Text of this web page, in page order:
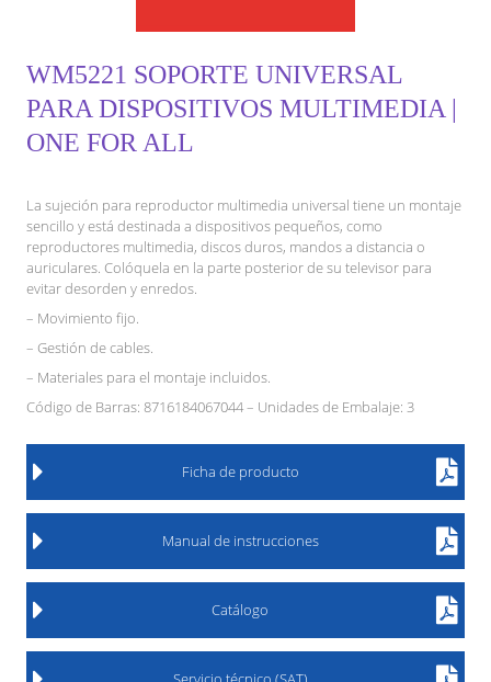
WM5221 SOPORTE UNIVERSAL
PARA DISPOSITIVOS MULTIMEDIA |
ONE FOR ALL
La sujeción para reproductor multimedia universal tiene un montaje
sencillo y está destinada a dispositivos pequeños, como
reproductores multimedia, discos duros, mandos a distancia o
auriculares. Colóquela en la parte posterior de su televisor para
evitar desorden y enredos.
– Movimiento fijo.
– Gestión de cables.
– Materiales para el montaje incluidos.
Código de Barras: 8716184067044 – Unidades de Embalaje: 3
Ficha de producto
Manual de instrucciones
Catálogo